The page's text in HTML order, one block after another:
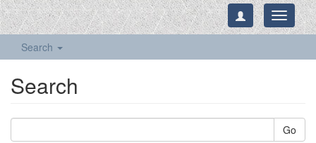
Toggle
Search
Search
Go